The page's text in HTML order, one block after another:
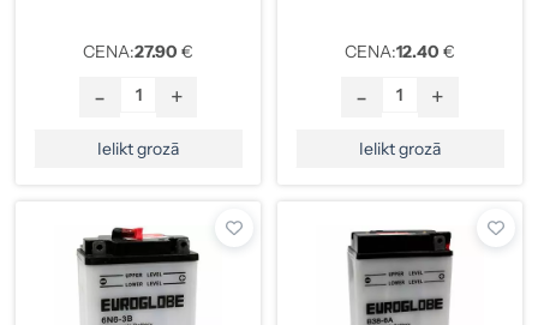
CENA:27.90 €
- +
Ielikt grozā
CENA:12.40 €
- +
Ielikt grozā